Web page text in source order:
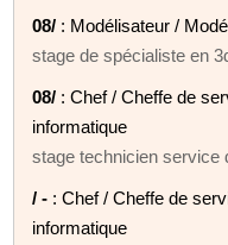
08/ : Modélisateur /
stage de spécialiste en
08/ : Chef / Cheffe de
informatique
stage technicien service
/ - : Chef / Cheffe de
informatique